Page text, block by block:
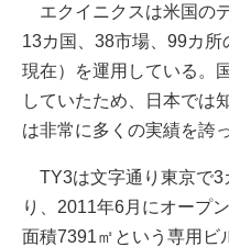
エクイニクスは米国の
13カ国、38市場、99カ
現在）を運用している。
していたため、日本では
は非常に多くの実績を誇
TY3は文字通り東京で3
り、2011年6月にオープ
面積7391㎡という専用ビ